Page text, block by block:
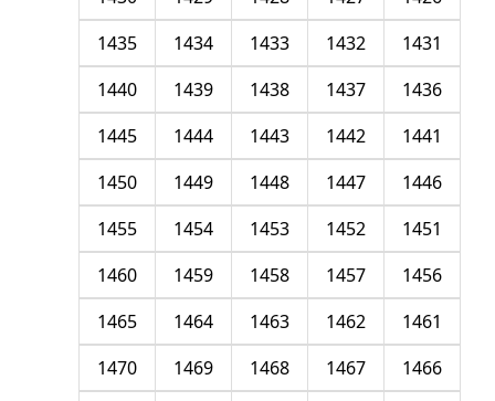
1431
1432
1433
1434
1435
1436
1437
1438
1439
1440
1441
1442
1443
1444
1445
1446
1447
1448
1449
1450
1451
1452
1453
1454
1455
1456
1457
1458
1459
1460
1461
1462
1463
1464
1465
1466
1467
1468
1469
1470